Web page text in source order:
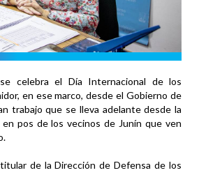
celebra el Día Internacional de los
en ese marco, desde el Gobierno de
trabajo que se lleva adelante desde la
en pos de los vecinos de Junín que ven
de la Dirección de Defensa de los